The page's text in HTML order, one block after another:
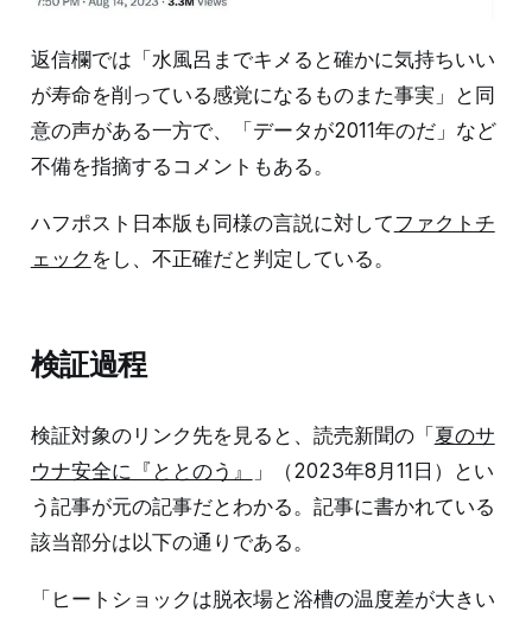
返信欄では「水風呂までキメると確かに気持ちいい
が寿命を削っている感覚になるものまた事実」と同
意の声がある一方で、「データが2011年のだ」など
不備を指摘するコメントもある。
ハフポスト日本版も同様の言説に対してファクトチ
ェック をし、不正確だと判定している。
検証過程
検証対象のリンク先を見ると、読売新聞の「 夏のサ
ウナ安全に『ととのう』
」（2023年8月11日）とい
う記事が元の記事だとわかる。記事に書かれている
該当部分は以下の通りである。
「ヒートショックは脱衣場と浴槽の温度差が大きい